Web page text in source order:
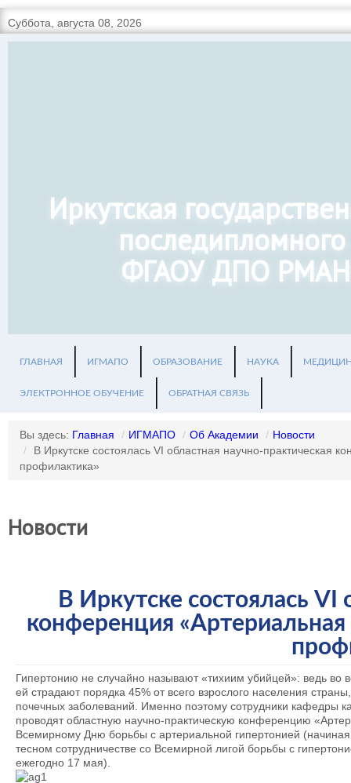
Суббота, августа 08, 2026
Иркутская
ФГАОУ ДПО
ГЛАВНАЯ ИГМАПО ОБРАЗОВАНИЕ НАУКА
ЭЛЕКТРОННОЕ ОБУЧЕНИЕ ОБРАТНАЯ СВЯЗЬ
Вы здесь: Главная / ИГМАПО / Об Академии / Новости
/
В Иркутске состоялась VI областная научно-практическая
профилактика»
Новости
В Иркутске состоялась VI
конференция «Артериальная
Гипертонию не случайно называют «тихиим убийцей»: ведь
ей страдают порядка 45% от всего взрослого населения
почечных заболеваний. Именно поэтому сотрудники кафедры
проводят областную научно-практическую конференцию
Всемирному Дню борьбы с артериальной гипертонией
тесном сотрудничестве со Всемирной лигой борьбы с
ежегодно 17 мая).